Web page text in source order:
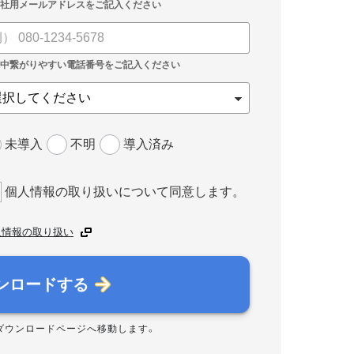
未導入 不明 導入済み
個人情報の取り扱いについて同意します。
報の取り扱い
ロードする
ウンロードページへ移動します。